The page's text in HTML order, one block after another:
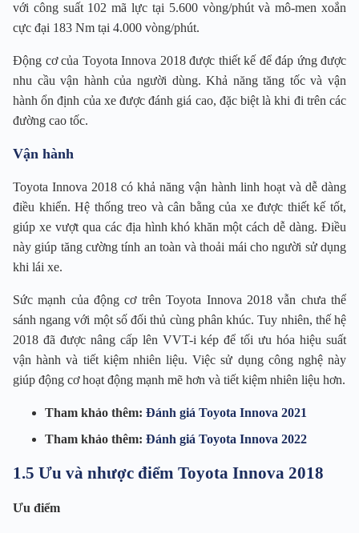
với công suất 102 mã lực tại 5.600 vòng/phút và mô-men xoắn
cực đại 183 Nm tại 4.000 vòng/phút.
Động cơ của Toyota Innova 2018 được thiết kế để đáp ứng được
nhu cầu vận hành của người dùng. Khả năng tăng tốc và vận
hành ổn định của xe được đánh giá cao, đặc biệt là khi đi trên các
đường cao tốc.
Vận hành
Toyota Innova 2018 có khả năng vận hành linh hoạt và dễ dàng
điều khiển. Hệ thống treo và cân bằng của xe được thiết kế tốt,
giúp xe vượt qua các địa hình khó khăn một cách dễ dàng. Điều
này giúp tăng cường tính an toàn và thoải mái cho người sử dụng
khi lái xe.
Sức mạnh của động cơ trên Toyota Innova 2018 vẫn chưa thể
sánh ngang với một số đối thủ cùng phân khúc. Tuy nhiên, thế hệ
2018 đã được nâng cấp lên VVT-i kép để tối ưu hóa hiệu suất
vận hành và tiết kiệm nhiên liệu. Việc sử dụng công nghệ này
giúp động cơ hoạt động mạnh mẽ hơn và tiết kiệm nhiên liệu hơn.
Tham khảo thêm: Đánh giá Toyota Innova 2021
Tham khảo thêm: Đánh giá Toyota Innova 2022
1.5 Ưu và nhược điểm Toyota Innova 2018
Ưu điểm